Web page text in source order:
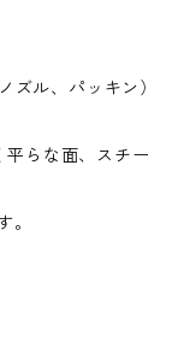
ル、パッキン）
平らな面、スチー
。